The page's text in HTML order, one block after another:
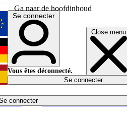
Ga naar de hoofdinhoud
Close menu
connecter
English
Deutsch
Español
Se connecter
Vous êtes déconnecté.
Se connecter